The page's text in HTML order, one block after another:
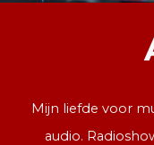
Mijn liefde voor
audio.